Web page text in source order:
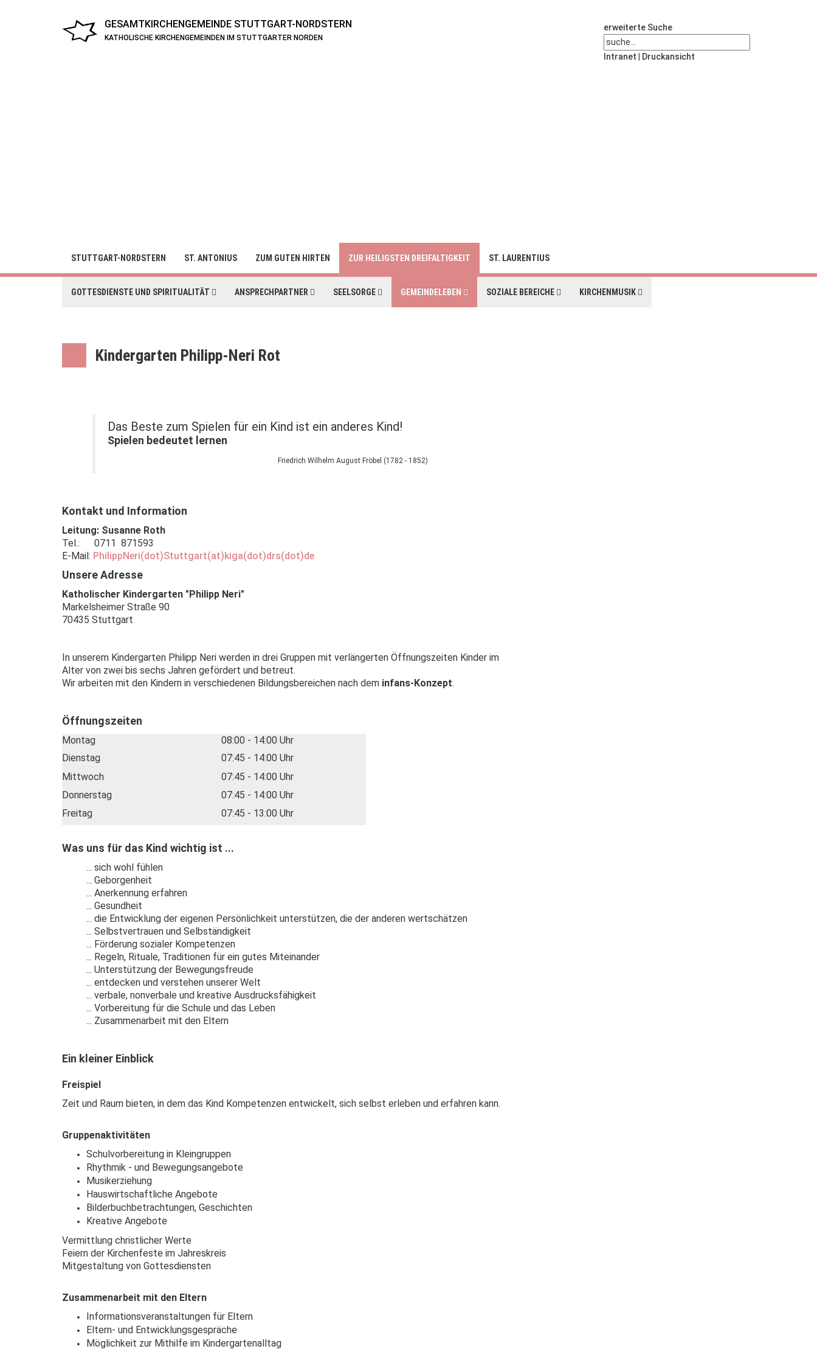
GESAMTKIRCHENGEMEINDE STUTTGART-NORDSTERN
KATHOLISCHE KIRCHENGEMEINDEN IM STUTTGARTER NORDEN
erweiterte Suche
Intranet Druckansicht
STUTTGART-NORDSTERN ST. ANTONIUS ZUM GUTEN HIRTEN ZUR HEILIGSTEN DREIFALTIGKEIT ST. LAURENTIUS
GOTTESDIENSTE UND SPIRITUALITÄT ANSPRECHPARTNER SEELSORGE GEMEINDELEBEN SOZIALE BEREICHE KIRCHENMUSIK
Kindergarten Philipp-Neri Rot
Das Beste zum Spielen für ein Kind ist ein anderes Kind!
Spielen bedeutet lernen
Friedrich Wilhelm August Fröbel (1782 - 1852)
Kontakt und Information
Leitung: Susanne Roth
Tel.: 0711 871593
E-Mail: PhilippNeri(dot)Stuttgart(at)kiga(dot)drs(dot)de
Unsere Adresse
Katholischer Kindergarten "Philipp Neri"
Markelsheimer Straße 90
70435 Stuttgart
In unserem Kindergarten Philipp Neri werden in drei Gruppen mit verlängerten Öffnungszeiten Kinder im
Alter von zwei bis sechs Jahren gefördert und betreut.
Wir arbeiten mit den Kindern in verschiedenen Bildungsbereichen nach dem infans-Konzept.
Öffnungszeiten
Montag
08:00 - 14:00 Uhr
Dienstag
07:45 - 14:00 Uhr
Mittwoch
07:45 - 14:00 Uhr
Donnerstag
07:45 - 14:00 Uhr
Freitag
07:45 - 13:00 Uhr
Was uns für das Kind wichtig ist ...
... sich wohl fühlen
... Geborgenheit
... Anerkennung erfahren
... Gesundheit
... die Entwicklung der eigenen Persönlichkeit unterstützen, die der anderen wertschätzen
... Selbstvertrauen und Selbständigkeit
... Förderung sozialer Kompetenzen
... Regeln, Rituale, Traditionen für ein gutes Miteinander
... Unterstützung der Bewegungsfreude
... entdecken und verstehen unserer Welt
... verbale, nonverbale und kreative Ausdrucksfähigkeit
... Vorbereitung für die Schule und das Leben
... Zusammenarbeit mit den Eltern
Ein kleiner Einblick
Freispiel
Zeit und Raum bieten, in dem das Kind Kompetenzen entwickelt, sich selbst erleben und erfahren kann.
Gruppenaktivitäten
Schulvorbereitung in Kleingruppen
Rhythmik - und Bewegungsangebote
Musikerziehung
Hauswirtschaftliche Angebote
Bilderbuchbetrachtungen, Geschichten
Kreative Angebote
Vermittlung christlicher Werte
Feiern der Kirchenfeste im Jahreskreis
Mitgestaltung von Gottesdiensten
Zusammenarbeit mit den Eltern
Informationsveranstaltungen für Eltern
Eltern- und Entwicklungsgespräche
Möglichkeit zur Mithilfe im Kindergartenalltag